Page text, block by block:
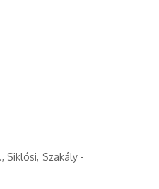
Siklósi, Szakály -